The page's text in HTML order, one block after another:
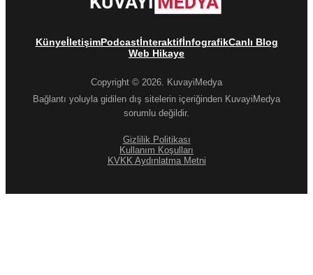
KünyeİletişimPodcastİnteraktifİnfografikCanlı Blog
Web Hikaye
Copyright © 2026. KuvayiMedya
Bağlantı yoluyla gidilen dış sitelerin içeriğinden KuvayiMedya
sorumlu değildir.
Gizlilik Politikası
Kullanım Koşulları
KVKK Aydınlatma Metni